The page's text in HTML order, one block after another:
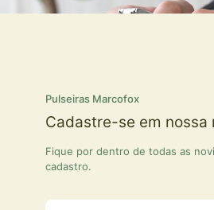
Pulseiras Marcofox
Cadastre-se em nossa
Fique por dentro de todas as
cadastro.